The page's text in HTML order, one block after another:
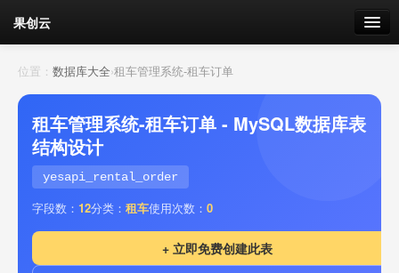
果创云
数据表单
API接口
云存储
流量 剩余接口流量
位置： 数据库大全›租车管理系统-租车订单
租车管理系统-租车订单 - MySQL数据库表
结构设计
yesapi_rental_order
字段数： 12分类： 租车使用次数： 0
+ 立即免费创建此表